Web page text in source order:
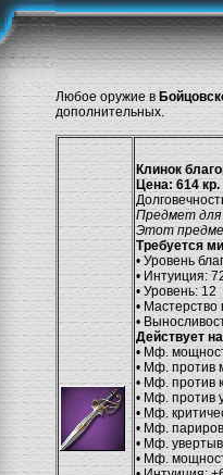
Любое оружие в
дополнительных.
Клинок
Цена: 614 кр.
Предмет для
Этот
Требуется
• Уровень
• Интуиция:
• Уровень: 12
•
•
Действует
• Мф.
• Мф. против
• Мф. против
• Мф. против
• Мф.
• Мф.
• Мф.
• Мф.